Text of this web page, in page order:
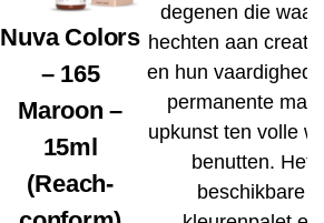
Nuva Colors
– 165
Maroon –
15ml
(Reach-
degenen die
hechten aan
en hun
permanente
upkunst ten volle
benutten. Het
beschikbare